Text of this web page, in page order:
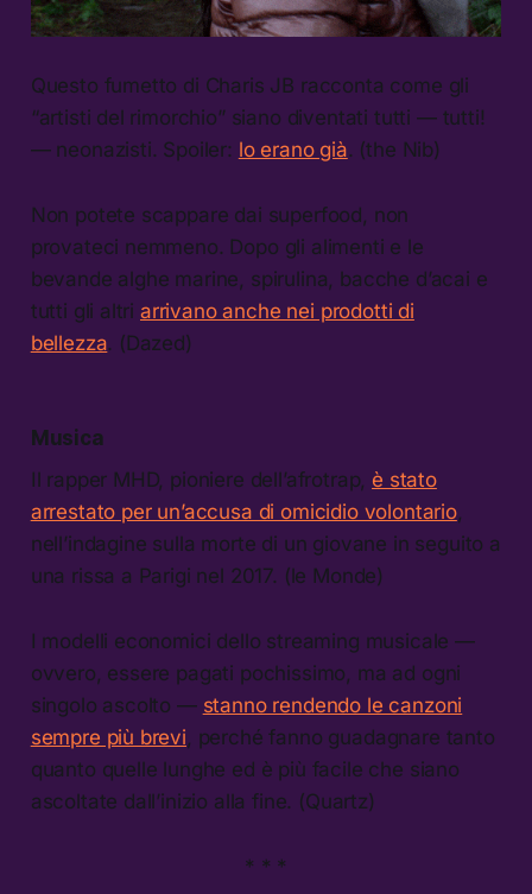
Questo fumetto di Charis JB racconta come gli
“artisti del rimorchio” siano diventati tutti — tutti!
— neonazisti. Spoiler: lo erano già. (the Nib)
Non potete scappare dai superfood, non
provateci nemmeno. Dopo gli alimenti e le
bevande alghe marine, spirulina, bacche d’acai e
tutti gli altri arrivano anche nei prodotti di
bellezza. (Dazed)
Musica
Il rapper MHD, pioniere dell’afrotrap, è stato
arrestato per un’accusa di omicidio volontario,
nell’indagine sulla morte di un giovane in seguito a
una rissa a Parigi nel 2017. (le Monde)
I modelli economici dello streaming musicale —
ovvero, essere pagati pochissimo, ma ad ogni
singolo ascolto — stanno rendendo le canzoni
sempre più brevi , perché fanno guadagnare tanto
quanto quelle lunghe ed è più facile che siano
ascoltate dall’inizio alla fine. (Quartz)
* * *